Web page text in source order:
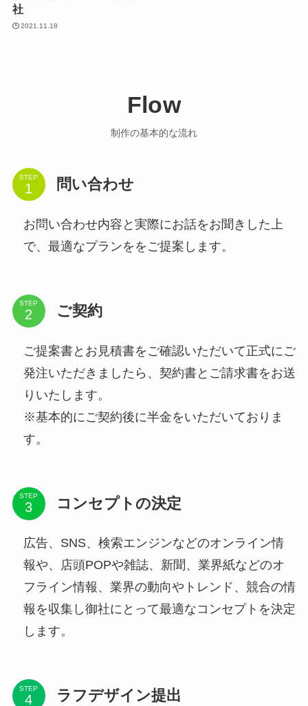
社
2021.11.18
Flow
制作の基本的な流れ
STEP 問い合わせ
お問い合わせ内容と実際にお話をお聞きした上
で、最適なプランををご提案します。
STEP ご契約
ご提案書とお見積書をご確認いただいて正式にご
発注いただきましたら、契約書とご請求書をお送
りいたします。
※基本的にご契約後に半金をいただいておりま
す。
STEP コンセプトの決定
広告、SNS、検索エンジンなどのオンライン情
報や、店頭POPや雑誌、新聞、業界紙などのオ
フライン情報、業界の動向やトレンド、競合の情
報を収集し御社にとって最適なコンセプトを決定
します。
STEP ラフデザイン提出